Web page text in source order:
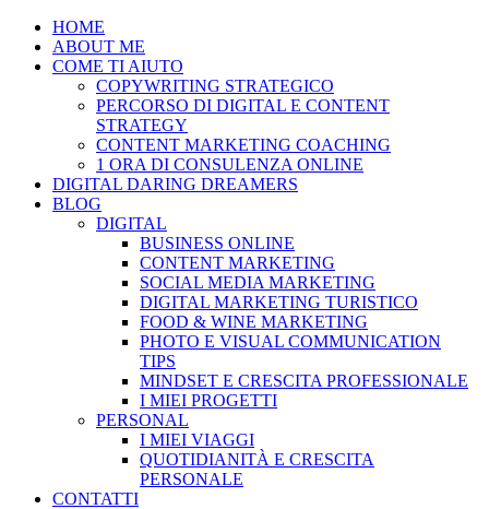
HOME
ABOUT ME
COME TI AIUTO
COPYWRITING STRATEGICO
PERCORSO DI DIGITAL E CONTENT
STRATEGY
CONTENT MARKETING COACHING
1 ORA DI CONSULENZA ONLINE
DIGITAL DARING DREAMERS
BLOG
DIGITAL
BUSINESS ONLINE
CONTENT MARKETING
SOCIAL MEDIA MARKETING
DIGITAL MARKETING TURISTICO
FOOD & WINE MARKETING
PHOTO E VISUAL COMMUNICATION
TIPS
MINDSET E CRESCITA PROFESSIONALE
I MIEI PROGETTI
PERSONAL
I MIEI VIAGGI
QUOTIDIANITÀ E CRESCITA
PERSONALE
CONTATTI